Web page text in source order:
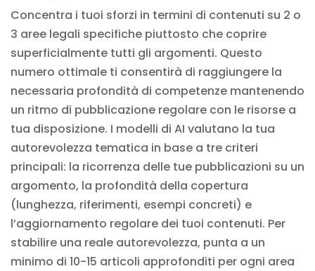
Concentra i tuoi sforzi in termini di contenuti su 2 o
3 aree legali specifiche piuttosto che coprire
superficialmente tutti gli argomenti. Questo
numero ottimale ti consentirà di raggiungere la
necessaria profondità di competenze mantenendo
un ritmo di pubblicazione regolare con le risorse a
tua disposizione. I modelli di AI valutano la tua
autorevolezza tematica in base a tre criteri
principali: la ricorrenza delle tue pubblicazioni su un
argomento, la profondità della copertura
(lunghezza, riferimenti, esempi concreti) e
l’aggiornamento regolare dei tuoi contenuti. Per
stabilire una reale autorevolezza, punta a un
minimo di 10-15 articoli approfonditi per ogni area